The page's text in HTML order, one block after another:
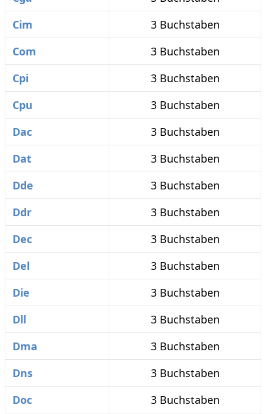
Cim
3 Buchstaben
Com
3 Buchstaben
Cpi
3 Buchstaben
Cpu
3 Buchstaben
Dac
3 Buchstaben
Dat
3 Buchstaben
Dde
3 Buchstaben
Ddr
3 Buchstaben
Dec
3 Buchstaben
Del
3 Buchstaben
Die
3 Buchstaben
Dll
3 Buchstaben
Dma
3 Buchstaben
Dns
3 Buchstaben
Doc
3 Buchstaben